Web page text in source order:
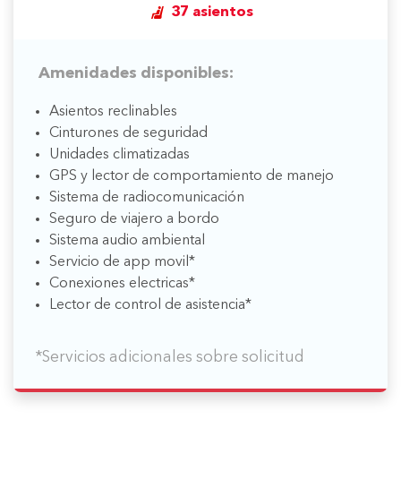
37 asientos
Amenidades disponibles:
Asientos reclinables
Cinturones de seguridad
Unidades climatizadas
GPS y lector de comportamiento de manejo
Sistema de radiocomunicación
Seguro de viajero a bordo
Sistema audio ambiental
Servicio de app movil*
Conexiones electricas*
Lector de control de asistencia*
*Servicios adicionales sobre solicitud